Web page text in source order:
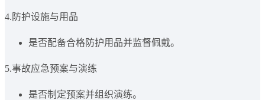
4.防护设施与用品
是否配备合格防护用品并监督佩戴。
5.事故应急预案与演练
是否制定预案并组织演练。